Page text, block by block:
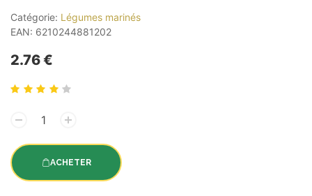
Catégorie: Légumes marinés
EAN: 6210244881202
2.76 €
ACHETER